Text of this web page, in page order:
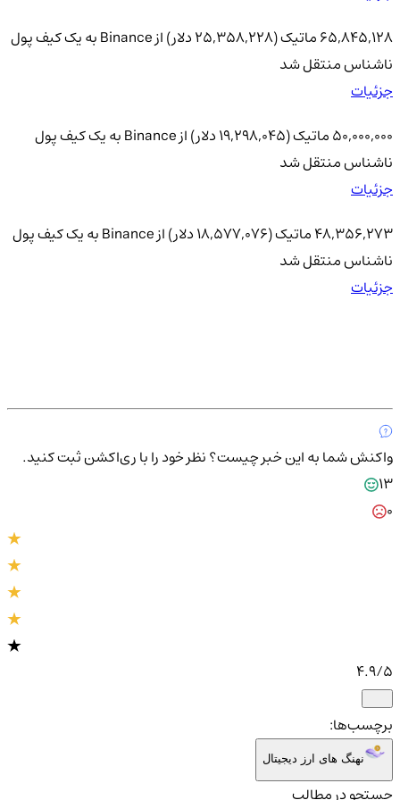
65,845,128 ماتیک (25,358,228 دلار) از Binance به یک کیف پول
ناشناس منتقل شد
جزئیات
50,000,000 ماتیک (19,298,045 دلار) از Binance به یک کیف پول
ناشناس منتقل شد
جزئیات
48,356,273 ماتیک (18,577,076 دلار) از Binance به یک کیف پول
ناشناس منتقل شد
جزئیات
واکنش شما به این خبر چیست؟نظر خود را با ری‌اکشن ثبت کنید.
13
4.9/5
برچسب‌ها:
نهنگ های ارز دیجیتال
جستجو در مطالب